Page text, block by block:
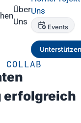
Über
Uns
Uns
Events
Unterstützen
COLLAB
erfolgreich